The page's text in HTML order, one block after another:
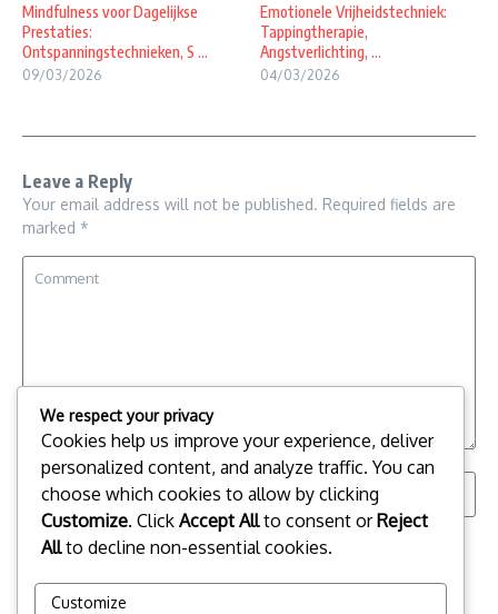
Mindfulness voor Dagelijkse
Prestaties:
Ontspanningstechnieken, S ...
09/03/2026
Emotionele Vrijheidstechniek:
Tappingtherapie,
Angstverlichting, ...
04/03/2026
Leave a Reply
Your email address will not be published. Required fields are
marked *
Save my name, email, and website in this browser for the
We respect your privacy
Cookies help us improve your experience, deliver
personalized content, and analyze traffic. You can
choose which cookies to allow by clicking
Customize. Click Accept Allto consent orReject
Allto decline non-essential cookies.
Customize